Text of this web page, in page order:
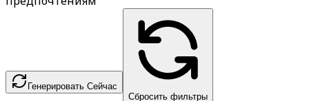
Генерировать Сейчас
Сбросить фильтры